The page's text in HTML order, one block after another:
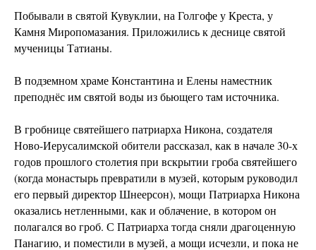
Побывали в святой Кувуклии, на Голгофе у Креста, у
Камня Миропомазания. Приложились к деснице святой
мученицы Татианы.
В подземном храме Константина и Елены наместник
преподнёс им святой воды из бьющего там источника.
В гробнице святейшего патриарха Никона, создателя
Ново-Иерусалимской обители рассказал, как в начале 30-х
годов прошлого столетия при вскрытии гроба святейшего
(когда монастырь превратили в музей, которым руководил
его первый директор Шнеерсон), мощи Патриарха Никона
оказались нетленными, как и облачение, в котором он
полагался во гроб. С Патриарха тогда сняли драгоценную
Панагию, и поместили в музей, а мощи исчезли, и пока не